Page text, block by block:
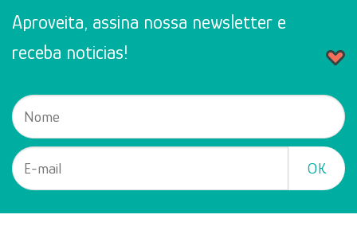
Aproveita, assina nossa newsletter e
receba noticias!